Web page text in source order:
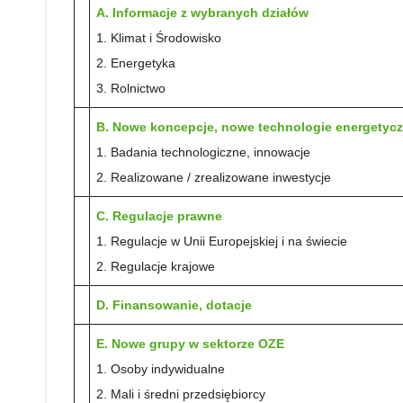
A. Informacje z wybranych działów
1. Klimat i Środowisko
2. Energetyka
3. Rolnictwo
B. Nowe koncepcje, nowe technologie
1. Badania technologiczne, innowacje
2. Realizowane / zrealizowane inwestycje
C. Regulacje prawne
1. Regulacje w Unii Europejskiej i na świecie
2. Regulacje krajowe
D. Finansowanie, dotacje
E. Nowe grupy w sektorze OZE
1. Osoby indywidualne
2. Mali i średni przedsiębiorcy